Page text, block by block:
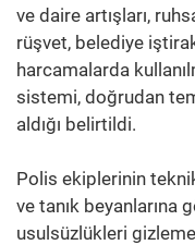
ve daire artışları,
rüşvet, belediye
harcamalarda
sistemi, doğrudan
aldığı belirtildi.
Polis ekiplerinin
ve tanık beyanlarına
usulsüzlükleri